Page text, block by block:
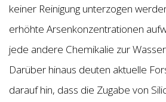
keiner Reinigung unterzogen
erhöhte Arsenkonzentrationen
jede andere Chemikalie zur
Darüber hinaus deuten aktuelle
darauf hin, dass die Zugabe von